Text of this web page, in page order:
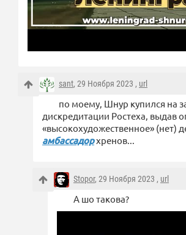
sant, 29 Ноября 2023 , url
по моему, Шнур купился на
дискредитации Ростеха, выдав
«высокохудожественное» (нет)
амбассадорхренов...
Stopor, 29 Ноября 2023 , url
А шо такова?